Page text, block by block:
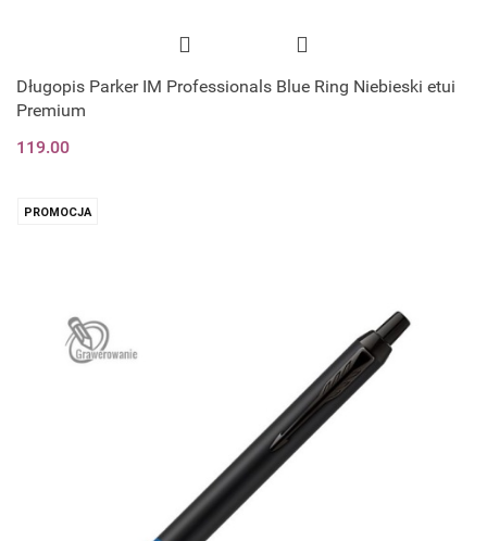
Długopis Parker IM Professionals Blue Ring Niebieski etui
Premium
119.00
PROMOCJA